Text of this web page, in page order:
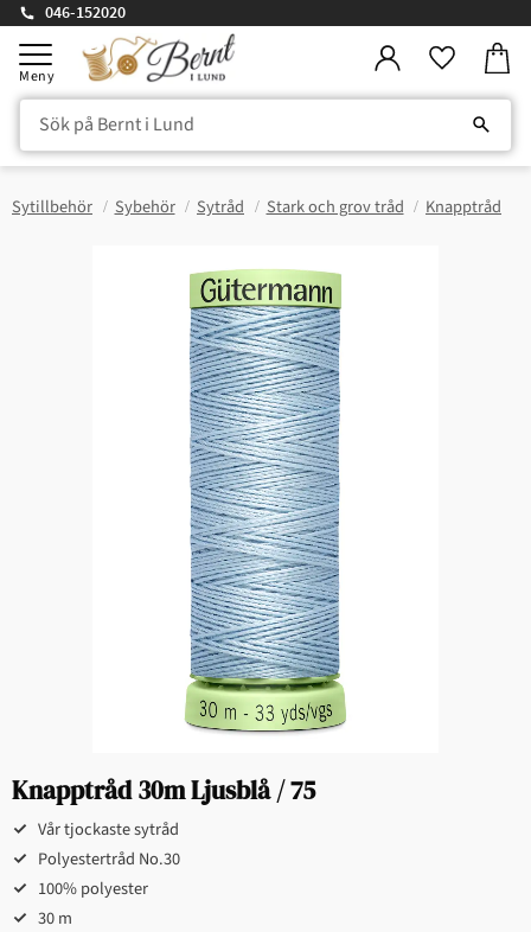
Meny
046-152020
Sytillbehör Sybehör Sytråd Stark och grov tråd Knapptråd
Knapptråd 30m Ljusblå / 75
Vår tjockaste sytråd
Polyestertråd No.30
100% polyester
30 m